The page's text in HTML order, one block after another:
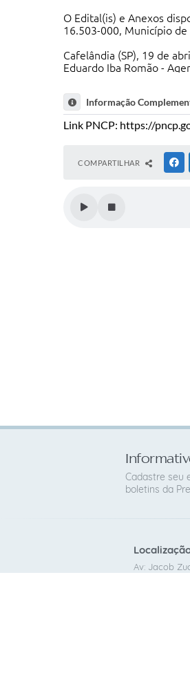
O Edital(is) e Anexos
16.503-000, Município de
Cafelândia (SP), 19 de
Eduardo Iba Romão -
Informação
Link PNCP: https://
COMPARTILHAR
Cadastre seu
boletins da
Av: Jacob